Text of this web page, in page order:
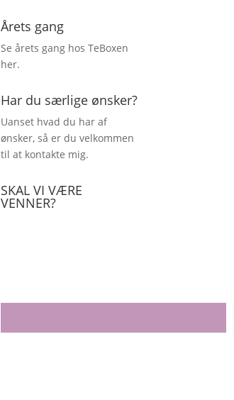
Årets gang
Se årets gang hos TeBoxen
her.
Har du særlige ønsker?
Uanset hvad du har af
ønsker, så er du velkommen
til at kontakte mig.
SKAL VI VÆRE
VENNER?